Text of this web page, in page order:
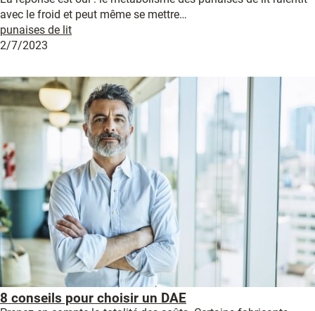
avec le froid et peut même se mettre…
punaises de lit
2/7/2023
8 conseils pour choisir un DAE